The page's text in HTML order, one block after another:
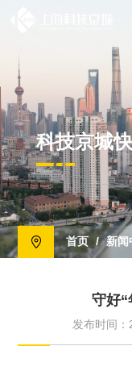
科技京城
首页 / 新闻
守好“
发布时间